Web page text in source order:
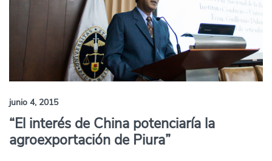
junio 4, 2015
“El interés de China potenciaría la
agroexportación de Piura”